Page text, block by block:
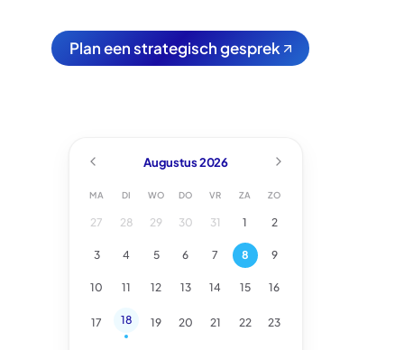
P
P
l
l
a
a
n
n
e
e
e
e
n
n
s
s
t
t
r
r
a
a
t
t
e
e
g
g
i
i
s
s
c
c
h
h
g
g
e
e
s
s
p
p
r
r
e
e
k
k
Augustus2026
MA DI WO DO VR ZA ZO
27 28 29 30 31 1 2
3 4 5 6 7 8 9
10 11 12 13 14 15 16
17 18 19 20 21 22 23